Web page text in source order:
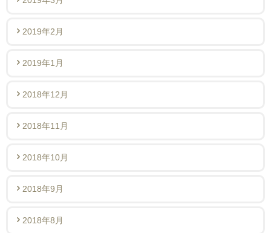
2019年2月
2019年1月
2018年12月
2018年11月
2018年10月
2018年9月
2018年8月